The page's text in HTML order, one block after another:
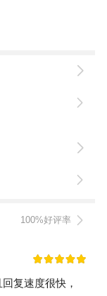
100%好评率
复速度很快，